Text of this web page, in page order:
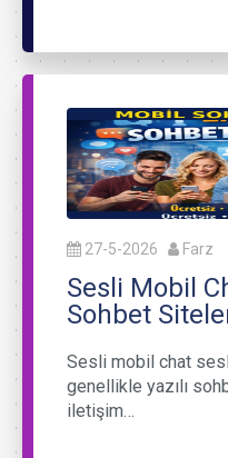
27-5-2026 Farz
Sesli Mobil
Sohbet
Sesli mobil chat
genellikle yazılı
iletişim…